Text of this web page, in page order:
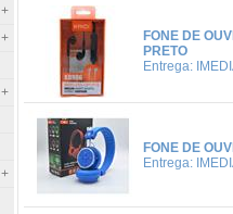
FONE DE
PRETO
Entrega:
FONE DE
Entrega: